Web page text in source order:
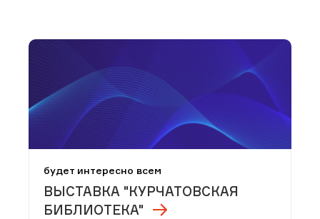
будет интересно всем
ВЫСТАВКА "КУРЧАТОВСКАЯ
БИБЛИОТЕКА"